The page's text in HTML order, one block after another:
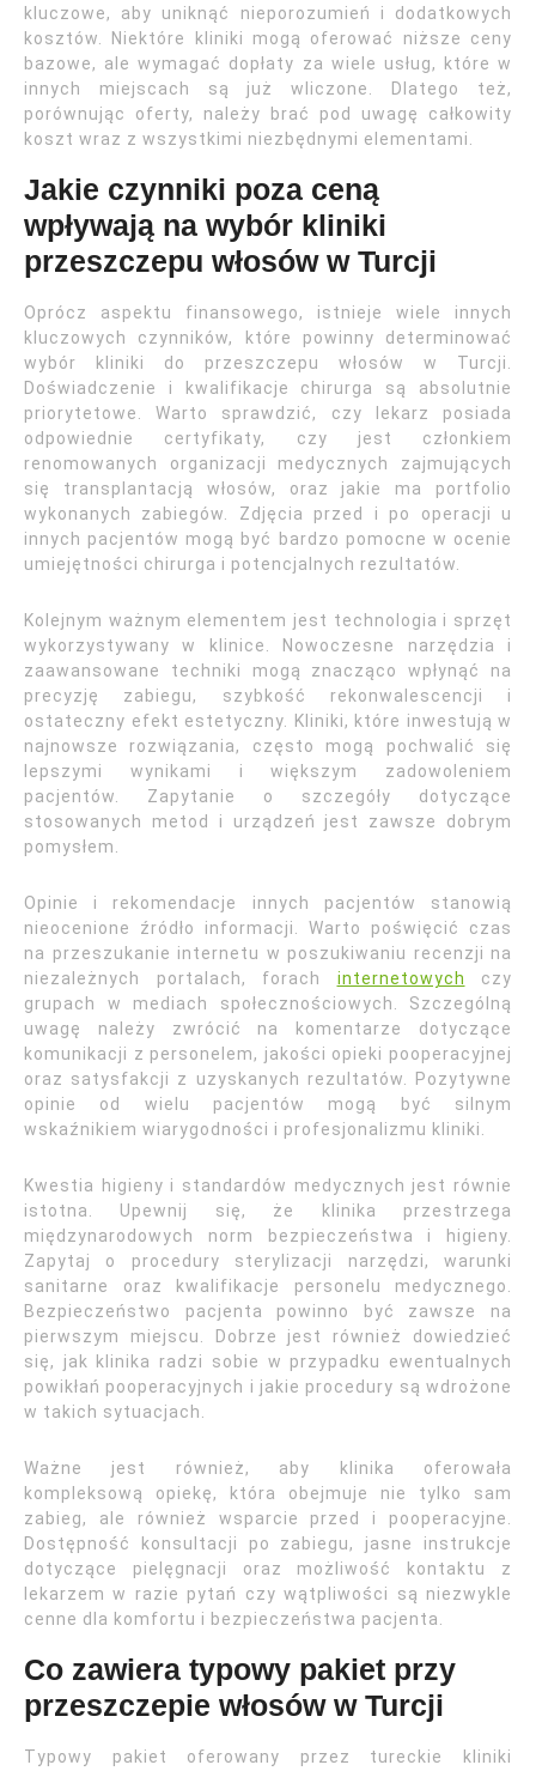
kluczowe, aby uniknąć nieporozumień i dodatkowych
kosztów. Niektóre kliniki mogą oferować niższe ceny
bazowe, ale wymagać dopłaty za wiele usług, które w
innych miejscach są już wliczone. Dlatego też,
porównując oferty, należy brać pod uwagę całkowity
koszt wraz z wszystkimi niezbędnymi elementami.
Jakie czynniki poza ceną
wpływają na wybór kliniki
przeszczepu włosów w Turcji
Oprócz aspektu finansowego, istnieje wiele innych
kluczowych czynników, które powinny determinować
wybór kliniki do przeszczepu włosów w Turcji.
Doświadczenie i kwalifikacje chirurga są absolutnie
priorytetowe. Warto sprawdzić, czy lekarz posiada
odpowiednie certyfikaty, czy jest członkiem
renomowanych organizacji medycznych zajmujących
się transplantacją włosów, oraz jakie ma portfolio
wykonanych zabiegów. Zdjęcia przed i po operacji u
innych pacjentów mogą być bardzo pomocne w ocenie
umiejętności chirurga i potencjalnych rezultatów.
Kolejnym ważnym elementem jest technologia i sprzęt
wykorzystywany w klinice. Nowoczesne narzędzia i
zaawansowane techniki mogą znacząco wpłynąć na
precyzję zabiegu, szybkość rekonwalescencji i
ostateczny efekt estetyczny. Kliniki, które inwestują w
najnowsze rozwiązania, często mogą pochwalić się
lepszymi wynikami i większym zadowoleniem
pacjentów. Zapytanie o szczegóły dotyczące
stosowanych metod i urządzeń jest zawsze dobrym
pomysłem.
Opinie i rekomendacje innych pacjentów stanowią
nieocenione źródło informacji. Warto poświęcić czas
na przeszukanie internetu w poszukiwaniu recenzji na
niezależnych portalach, forach internetowych czy
grupach w mediach społecznościowych. Szczególną
uwagę należy zwrócić na komentarze dotyczące
komunikacji z personelem, jakości opieki pooperacyjnej
oraz satysfakcji z uzyskanych rezultatów. Pozytywne
opinie od wielu pacjentów mogą być silnym
wskaźnikiem wiarygodności i profesjonalizmu kliniki.
Kwestia higieny i standardów medycznych jest równie
istotna. Upewnij się, że klinika przestrzega
międzynarodowych norm bezpieczeństwa i higieny.
Zapytaj o procedury sterylizacji narzędzi, warunki
sanitarne oraz kwalifikacje personelu medycznego.
Bezpieczeństwo pacjenta powinno być zawsze na
pierwszym miejscu. Dobrze jest również dowiedzieć
się, jak klinika radzi sobie w przypadku ewentualnych
powikłań pooperacyjnych i jakie procedury są wdrożone
w takich sytuacjach.
Ważne jest również, aby klinika oferowała
kompleksową opiekę, która obejmuje nie tylko sam
zabieg, ale również wsparcie przed i pooperacyjne.
Dostępność konsultacji po zabiegu, jasne instrukcje
dotyczące pielęgnacji oraz możliwość kontaktu z
lekarzem w razie pytań czy wątpliwości są niezwykle
cenne dla komfortu i bezpieczeństwa pacjenta.
Co zawiera typowy pakiet przy
przeszczepie włosów w Turcji
Typowy pakiet oferowany przez tureckie kliniki